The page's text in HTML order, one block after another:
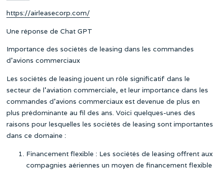
https://airleasecorp.com/
Une réponse de Chat GPT
Importance des sociétés de leasing dans les commandes
d’avions commerciaux
Les sociétés de leasing jouent un rôle significatif dans le
secteur de l’aviation commerciale, et leur importance dans les
commandes d’avions commerciaux est devenue de plus en
plus prédominante au fil des ans. Voici quelques-unes des
raisons pour lesquelles les sociétés de leasing sont importantes
dans ce domaine :
Financement flexible : Les sociétés de leasing offrent aux
compagnies aériennes un moyen de financement flexible